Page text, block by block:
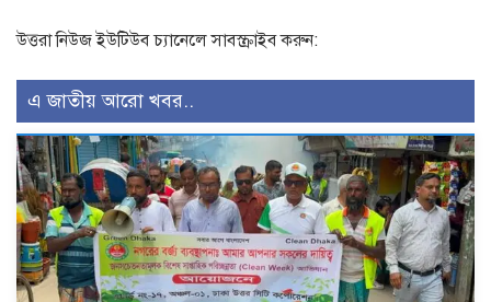
উত্তরা নিউজ ইউটিউব চ্যানেলে সাবস্ক্রাইব করুন:
এ জাতীয় আরো খবর..